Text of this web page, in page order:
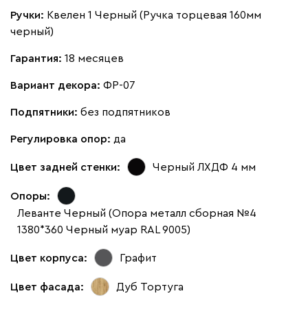
Ручки: Квелен 1 Черный (Ручка торцевая 160мм
черный)
Гарантия: 18 месяцев
Вариант декора: ФР-07
Подпятники: без подпятников
Регулировка опор: да
Цвет задней стенки: Черный ЛХДФ 4 мм
Опоры:
Леванте Черный (Опора металл сборная №4
1380*360 Черный муар RAL 9005)
Цвет корпуса: Графит
Цвет фасада: Дуб Тортуга